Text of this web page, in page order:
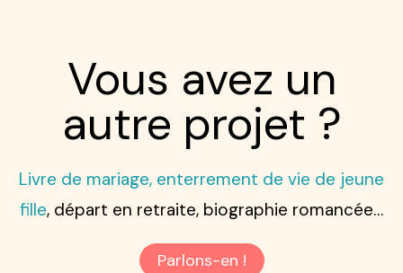
Vous avez un
autre projet ?
Livre de mariage, enterrement de vie de jeune
fille, départ en retraite, biographie romancée…
Parlons-en !